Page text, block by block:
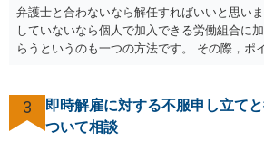
側の抵抗が予想され、認定に至らない事態も
働基準監督署へ申告なされているとのことで
行うのは、原則として、会社への指導や是正
の支払いを会社に強制する措置までは行うこ
があります。 そのため、退職の意思を既に会
れば、未払賃金の支払を求める労働審判や労
替えることを検討された方が適切なように思
いる主題と会社の実態とがマッチしていない
弁護士と合わないなら解任すればいいと思い
していないなら個人で加入できる労働組合に
らうというのも一つの方法です。 その際，ポ
ません。 「北海道 個人加盟 労働組合」と
てきますので一度相談してみてはどうでしょ
3
即時解雇に対する不服申し立て
ついて相談